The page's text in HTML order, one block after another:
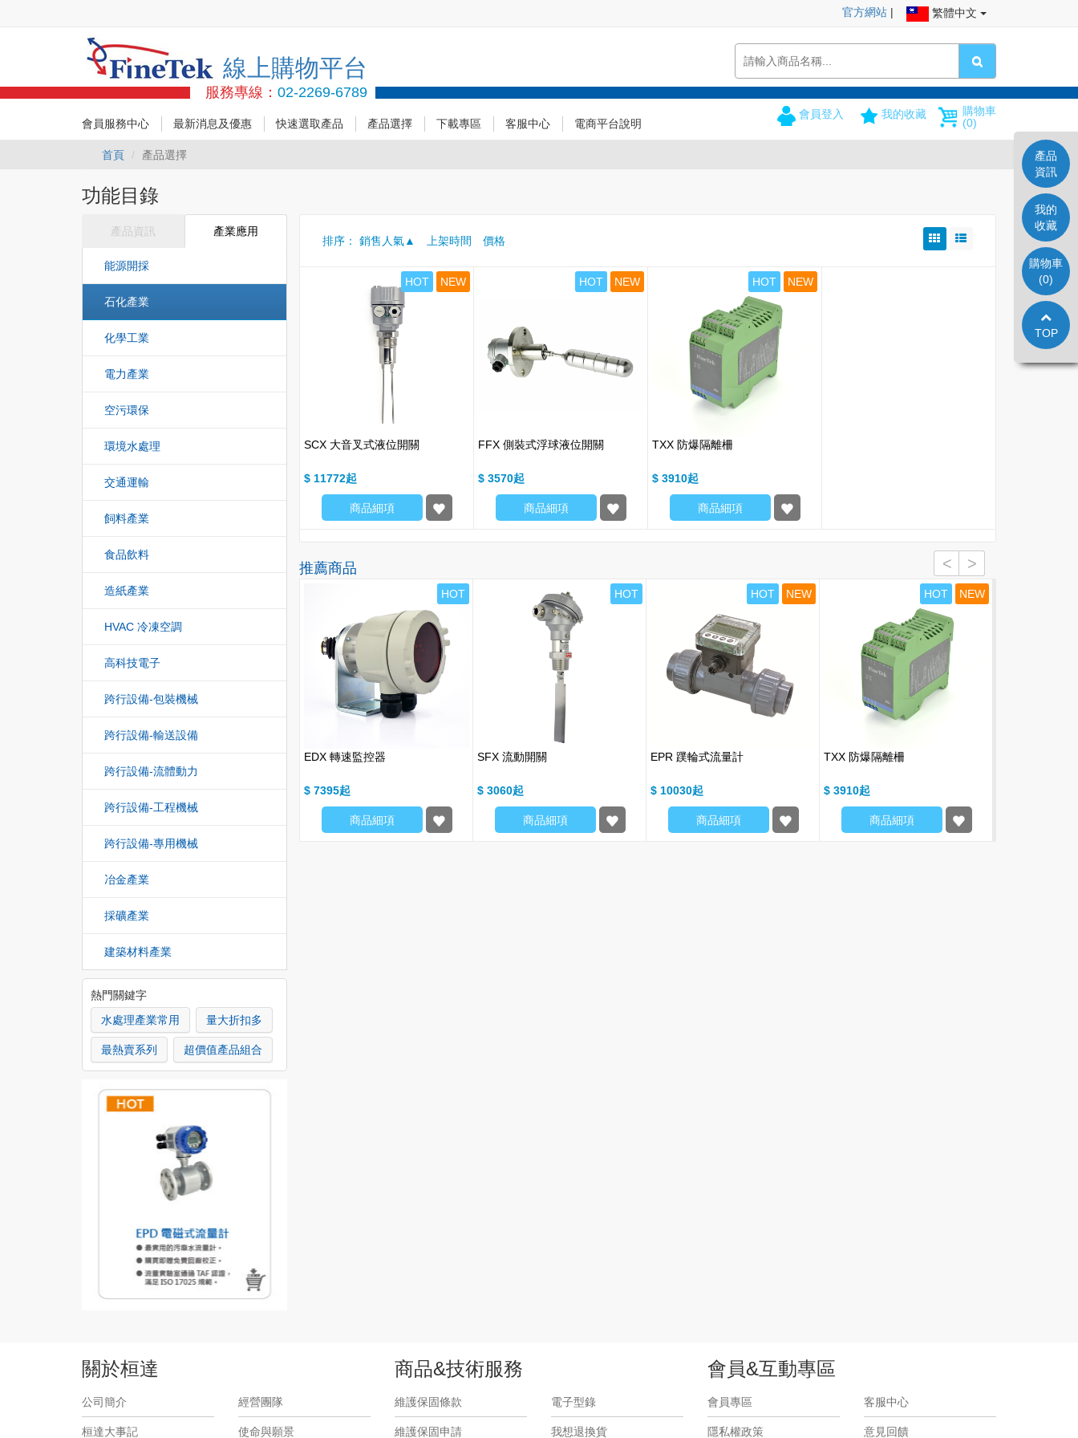
官方網站 | 繁體中文
線上購物平台
服務專線： 02-2269-6789
購物車
(0)
我的收藏
會員登入
會員服務中心 最新消息及優惠 快速選取產品 產品選擇 下載專區 客服中心 電商平台說明
首頁 產品選擇
功能目錄
產品資訊 產業應用
能源開採
石化產業
化學工業
電力產業
空污環保
環境水處理
交通運輸
飼料產業
食品飲料
造紙產業
HVAC 冷凍空調
高科技電子
跨行設備-包裝機械
跨行設備-輸送設備
跨行設備-流體動力
跨行設備-工程機械
跨行設備-專用機械
冶金產業
採礦產業
建築材料產業
熱門關鍵字
水處理產業常用
量大折扣多
最熱賣系列 超價值產品組合
排序：銷售人氣 上架時間 價格
HOT NEW
SCX 大音叉式液位開關
$ 11772
商品細項
HOT NEW
FFX 側裝式浮球液位開關
$ 3570
商品細項
HOT NEW
TXX 防爆隔離柵
$ 3910
商品細項
推薦商品
HOT HOT
EDX 轉速監控器
$ 7395
商品細項
HOT
SFX 流動開關
$ 3060
商品細項
HOT NEW
EPR 蹼輪式流量計
$ 10030
商品細項
HOT NEW
TXX 防爆隔離柵
$ 3910
商品細項
關於桓達
公司簡介 經營團隊
桓達大事記 使命與願景
商品&技術服務
維護保固條款 電子型錄
維護保固申請 我想退換貨
會員&互動專區
會員專區 客服中心
隱私權政策 意見回饋
產品
資訊
我的
收藏
購物車
(0)
TOP